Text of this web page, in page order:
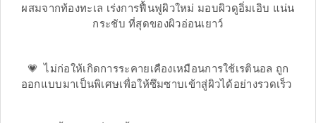
ผสมจากท้องทะเล เร่งการฟื้นฟูผิวใหม่ มอบผิวดูอิ่มเอิบ แน่น
กระชับ ที่สุดของผิวอ่อนเยาว์
💗 ไม่ก่อให้เกิดการระคายเคืองเหมือนการใช้เรตินอล ถูก
ออกแบบมาเป็นพิเศษเพื่อให้ซึมซาบเข้าสู่ผิวได้อย่างรวดเร็ว